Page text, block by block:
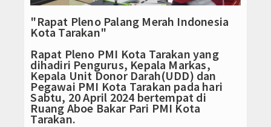
"Rapat Pleno Palang Merah Indonesia
Kota Tarakan"
Rapat Pleno PMI Kota Tarakan yang
dihadiri Pengurus, Kepala Markas,
Kepala Unit Donor Darah(UDD) dan
Pegawai PMI Kota Tarakan pada hari
Sabtu, 20 April 2024 bertempat di
Ruang Aboe Bakar Pari PMI Kota
Tarakan.